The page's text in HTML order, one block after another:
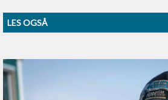
LES OGSÅ